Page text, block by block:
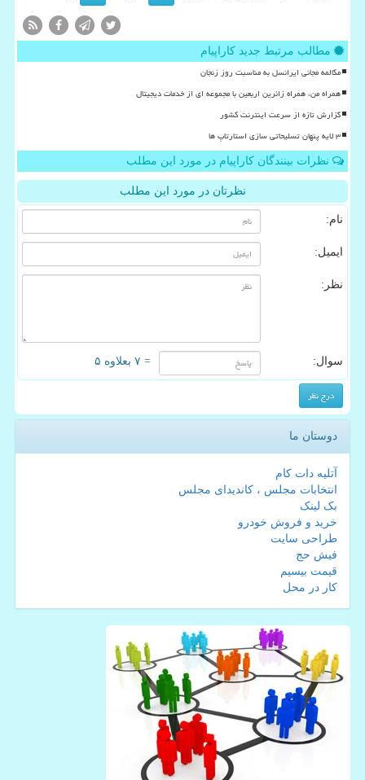
مطالب مرتبط جدید کاراپیام
مکالمه مجانی ایرانسل به مناسبت روز زنجان
همراه من، همراه زائرین اربعین با مجموعه ای از خدمات دیجیتال
گزارش تازه از سرعت اینترنت کشور
۳ لایه پنهان تسلیحاتی سازی استارتاپ ها
نظرات بینندگان کاراپیام در مورد این مطلب
نظرتان در مورد این مطلب
نام:
ایمیل:
نظر:
سوال: = ۷ بعلاوه ۵
دوستان ما
آتلیه دات کام
انتخابات مجلس ، کاندیدای مجلس
بک لینک
خرید و فروش خودرو
طراحی سایت
فیش حج
قیمت بیسیم
کار در محل